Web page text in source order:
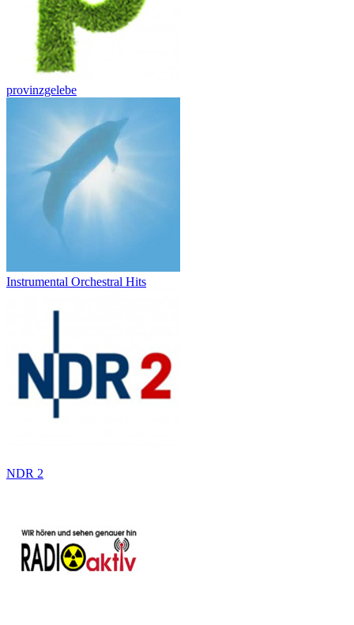
provinzgelebe
Instrumental Orchestral Hits
NDR 2